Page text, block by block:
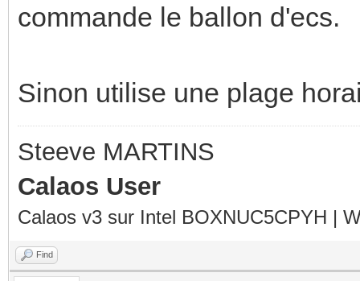
commande le ballon d'ecs.
Sinon utilise une plage
Steeve MARTINS
Calaos User
Calaos v3 sur Intel BOXNUC5CPYH |
Find